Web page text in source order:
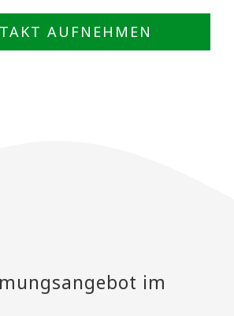
AUFNEHMEN
im